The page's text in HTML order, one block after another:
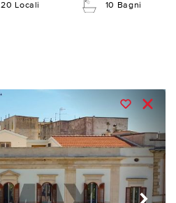
20 Locali 10 Bagni